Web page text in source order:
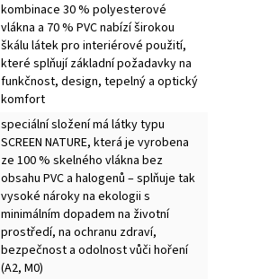
kombinace 30 % polyesterové
vlákna a 70 % PVC nabízí širokou
škálu látek pro interiérové použití,
které splňují základní požadavky na
funkčnost, design, tepelný a optický
komfort
speciální složení má látky typu
SCREEN NATURE, která je vyrobena
ze 100 % skelného vlákna bez
obsahu PVC a halogenů – splňuje tak
vysoké nároky na ekologii s
minimálním dopadem na životní
prostředí, na ochranu zdraví,
bezpečnost a odolnost vůči hoření
(A2, M0)